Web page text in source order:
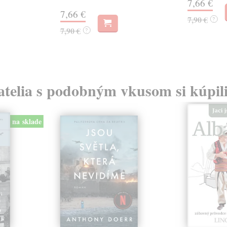
7,66 €
7,90 € ?
7,66 €
7,90 € ?
s podobným vkusom si
na sklade